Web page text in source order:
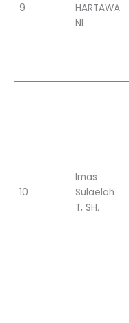
9
HARTAWA
NI
10
Imas
Sulaelah
T, SH.